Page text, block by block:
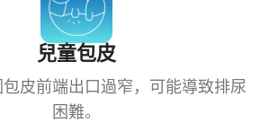
兒童包皮
皮前端出口過窄，可能導致排尿
困難。